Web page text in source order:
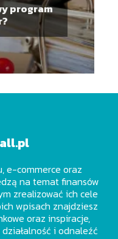
program
e-commerce oraz
na temat finansów
zrealizować ich cele
wpisach znajdziesz
oraz inspiracje,
i odnaleźć